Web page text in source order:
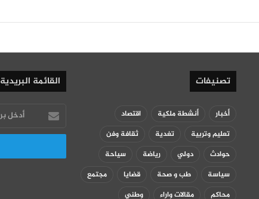
تصنيفات
أخبار أنشطة ملكية
اقتصاد
تعليم وتربية
تغدية
ثقافة وفن
حوادث
دولي رياضة
سياحة
سياسة
طب و صحة قضايا
مجتمع
محاكم
مقالات واراء وطني
القائمة البريدية
أدخل
بريدك
الإلكتروني